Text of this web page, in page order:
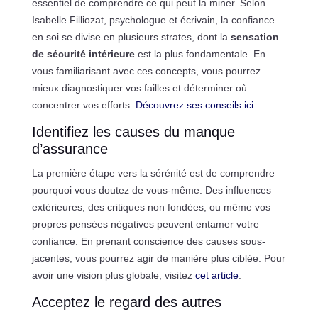
essentiel de comprendre ce qui peut la miner. Selon
Isabelle Filliozat, psychologue et écrivain, la confiance
en soi se divise en plusieurs strates, dont la sensation
de sécurité intérieureest la plus fondamentale. En
vous familiarisant avec ces concepts, vous pourrez
mieux diagnostiquer vos failles et déterminer où
concentrer vos efforts. Découvrez ses conseils ici.
Identifiez les causes du manque
d’assurance
La première étape vers la sérénité est de comprendre
pourquoi vous doutez de vous-même. Des influences
extérieures, des critiques non fondées, ou même vos
propres pensées négatives peuvent entamer votre
confiance. En prenant conscience des causes sous-
jacentes, vous pourrez agir de manière plus ciblée. Pour
avoir une vision plus globale, visitez cet article.
Acceptez le regard des autres